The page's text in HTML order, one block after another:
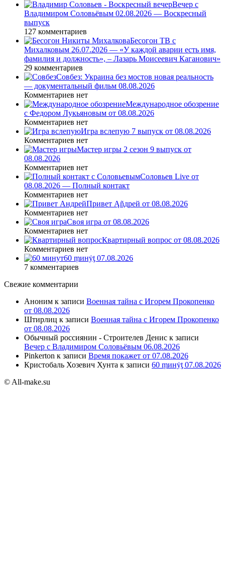
Вечер с
Владимиром Соловьёвым 02.08.2026 — Воскресный
выпуск
127 комментариев
Бесогон ТВ с
Михалковым 26.07.2026 — «У каждой аварии есть имя,
фамилия и должность», – Лазарь Моисеевич Каганович»
29 комментариев
Совбез: Украина без мостов новая реальность
— документальный фильм 08.08.2026
Комментариев нет
Международное обозрение
с Федором Лукьяновым от 08.08.2026
Комментариев нет
Игра вслепую 7 выпуск от 08.08.2026
Комментариев нет
Мастер игры 2 сезон 9 выпуск от
08.08.2026
Комментариев нет
Соловьев Live от
08.08.2026 — Полный контакт
Комментариев нет
Привет Ąñдpей от 08.08.2026
Комментариев нет
Своя игра от 08.08.2026
Комментариев нет
Квартирный вопрос от 08.08.2026
Комментариев нет
60 ṃинẏƫ 07.08.2026
7 комментариев
Свежие комментарии
Аноним к записи Военная тайна с Игорем Прокопенко
от 08.08.2026
Штирлиц к записи Военная тайна с Игорем Прокопенко
от 08.08.2026
Обычный россиянин - Строителев Денис к записи
Вечер с Владимиром Соловьёвым 06.08.2026
Pinkerton к записи Время покажет от 07.08.2026
Кристобаль Хозевич Хунта к записи 60 ṃинẏƫ 07.08.2026
© All-make.su